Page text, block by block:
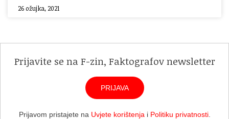
26 ožujka, 2021
Prijavite se na F-zin, Faktografov newsletter
PRIJAVA
Prijavom pristajete na Uvjete korištenja i Politiku privatnosti.